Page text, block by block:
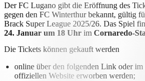
Der FC Lugano gibt die Eröffnung des
gegen den FC Winterthur bekannt, gültig
Brack Super League 2025/26. Das Spiel
24. Januar um 18 Uhr im Cornaredo-
Die Tickets können gekauft werden
online über den folgenden Link oder im
offiziellen Website erworben werden;